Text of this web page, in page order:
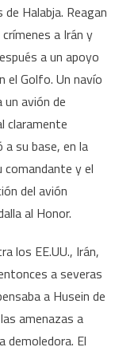
Halabja. Reagan
a Irán y
a un apoyo
el Golfo. Un navío
un avión de
claramente
su base, en la
y el
del avión
al Honor.
los EE.UU., Irán,
a severas
a Husein de
amenazas a
demoledora. El